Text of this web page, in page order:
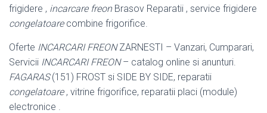
frigidere , incarcare freonBrasov Reparatii , service frigidere
congelatoarecombine frigorifice.
Oferte INCARCARI FREONZARNESTI – Vanzari, Cumparari,
Servicii INCARCARI FREON– catalog online si anunturi.
FAGARAS(151) FROST si SIDE BY SIDE, reparatii
congelatoare, vitrine frigorifice, reparatii placi (module)
electronice .